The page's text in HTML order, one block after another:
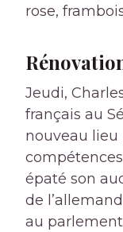
rose,
Jeudi,
français au
nouveau lieu
épaté son
de
au